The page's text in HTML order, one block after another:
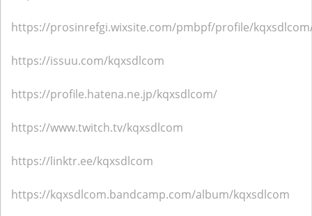
https://prosinrefgi.wixsite.com/pmbpf/profile/
https://issuu.com/kqxsdlcom
https://profile.hatena.ne.jp/kqxsdlcom/
https://www.twitch.tv/kqxsdlcom
https://linktr.ee/kqxsdlcom
https://kqxsdlcom.bandcamp.com/album/kqxsdlcom